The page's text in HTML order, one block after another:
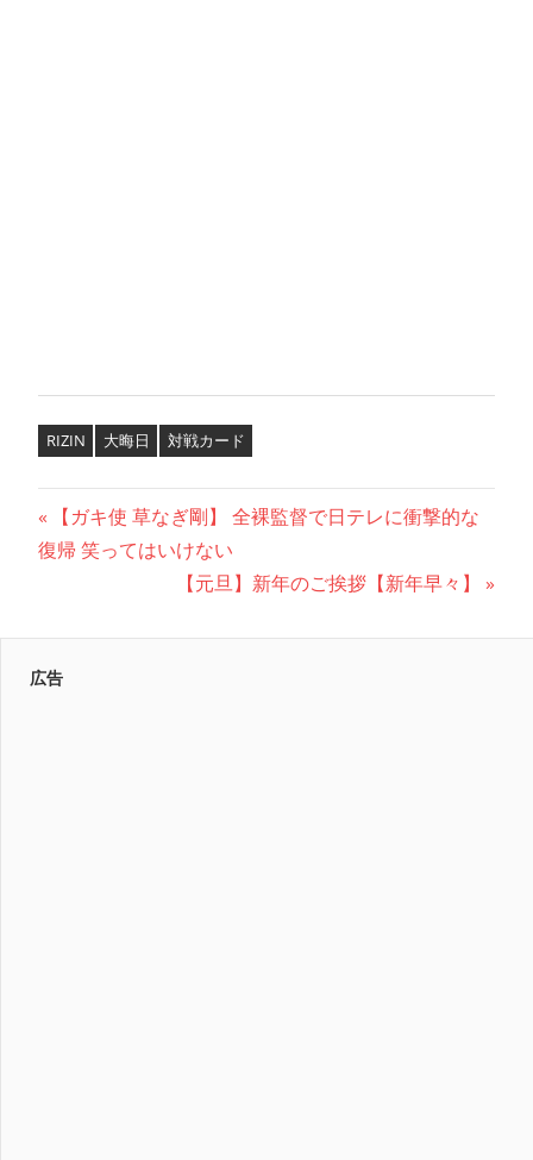
RIZIN 大晦日 対戦カード
投
稿
ビ
前
の
【ガキ使 草なぎ剛】 全裸監督で日テレに衝撃的な
復帰 笑ってはいけない
次【元旦】新年のご挨拶【新年早々】
広告